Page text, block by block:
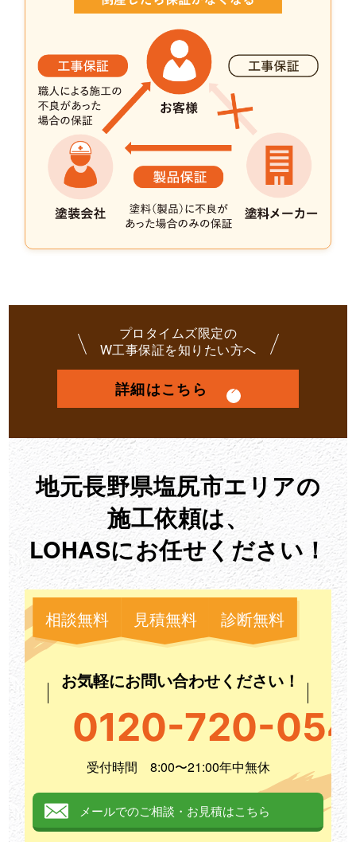
プロタイムズ限定の
W工事保証を知りたい方へ
詳細はこちら
地元長野県塩尻市エリアの
施工依頼は、
LOHASにお任せください！
相談無料 見積無料 診断無料
お気軽にお問い合わせください！
0120-720-054
受付時間 8:00〜21:00年中無休
メールでのご相談 ・ お見積はこちら